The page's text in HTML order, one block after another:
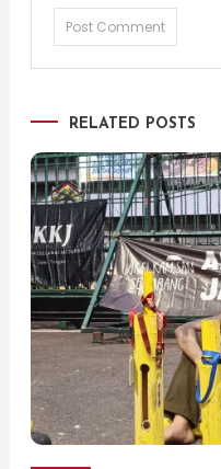
RELATED POSTS